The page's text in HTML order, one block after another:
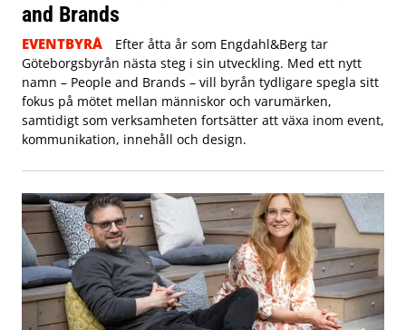
and Brands
EVENTBYRÅ
Efter åtta år som Engdahl&Berg tar
Göteborgsbyrån nästa steg i sin utveckling. Med ett nytt
namn – People and Brands – vill byrån tydligare spegla sitt
fokus på mötet mellan människor och varumärken,
samtidigt som verksamheten fortsätter att växa inom event,
kommunikation, innehåll och design.